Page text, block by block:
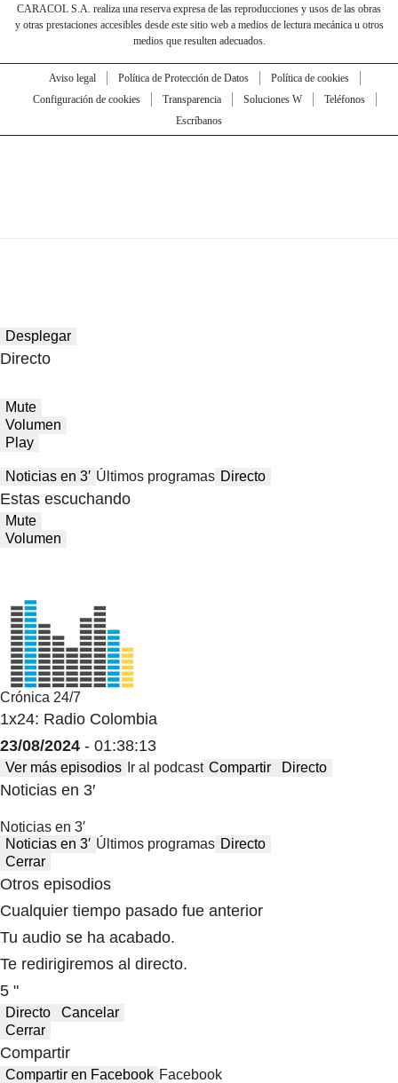
CARACOL S.A. realiza una reserva expresa de las reproducciones y usos de las obras
y otras prestaciones accesibles desde este sitio web a medios de lectura mecánica u otros
medios que resulten adecuados.
Aviso legal Política de Protección de Datos
Política de cookies
Configuración de cookies
Transparencia Soluciones W
Teléfonos
Escríbanos
Desplegar
Directo
Mute
Volumen
Play
Noticias en 3′ Últimos programas Directo
Estas escuchando
Mute
Volumen
Crónica 24/7
1x24: Radio Colombia
23/08/2024 - 01:38:13
Ver más episodios Ir al podcast Compartir Directo
Noticias en 3′
Noticias en 3′
Noticias en 3′ Últimos programas Directo
Cerrar
Otros episodios
Cualquier tiempo pasado fue anterior
Tu audio se ha acabado.
Te redirigiremos al directo.
5 "
Directo
Cancelar
Cerrar
Compartir
Compartir en Facebook Facebook